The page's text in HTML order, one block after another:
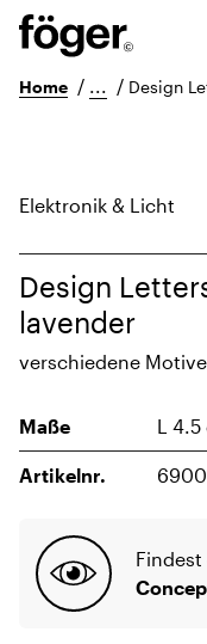
Home / ... / Design
Elektronik & Licht
Design
lavender
verschiedene Motive
Maße L 4.5
Artikelnr.